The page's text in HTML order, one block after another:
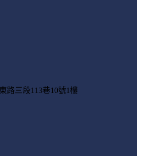
路三段113巷10號1樓